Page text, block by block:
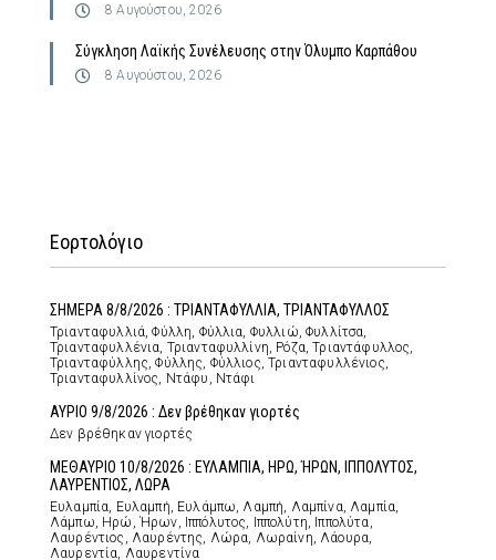
8 Αυγούστου, 2026
Σύγκληση Λαϊκής Συνέλευσης στην Όλυμπο Καρπάθου
8 Αυγούστου, 2026
Εορτολόγιο
ΣΗΜΕΡΑ 8/8/2026 : ΤΡΙΑΝΤΑΦΥΛΛΙΑ, ΤΡΙΑΝΤΑΦΥΛΛΟΣ
Τριανταφυλλιά, Φύλλη, Φύλλια, Φυλλιώ, Φυλλίτσα,
Τριανταφυλλένια, Τριανταφυλλίνη, Ρόζα, Τριαντάφυλλος,
Τριανταφύλλης, Φύλλης, Φύλλιος, Τριανταφυλλένιος,
Τριανταφυλλίνος, Ντάφυ, Ντάφι
ΑΥΡΙΟ 9/8/2026 : Δεν βρέθηκαν γιορτές
Δεν βρέθηκαν γιορτές
ΜΕΘΑΥΡΙΟ 10/8/2026 : ΕΥΛΑΜΠΙΑ, ΗΡΩ, ΉΡΩΝ, ΙΠΠΟΛΥΤΟΣ,
ΛΑΥΡΕΝΤΙΟΣ, ΛΩΡΑ
Ευλαμπία, Ευλαμπή, Ευλάμπω, Λαμπή, Λαμπίνα, Λαμπία,
Λάμπω, Ηρώ, Ήρων, Ιππόλυτος, Ιππολύτη, Ιππολύτα,
Λαυρέντιος, Λαυρέντης, Λώρα, Λωραίνη, Λάουρα,
Λαυρεντία, Λαυρεντίνα